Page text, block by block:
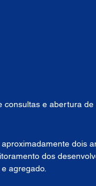
consultas e abertura
dois
dos
agregado.